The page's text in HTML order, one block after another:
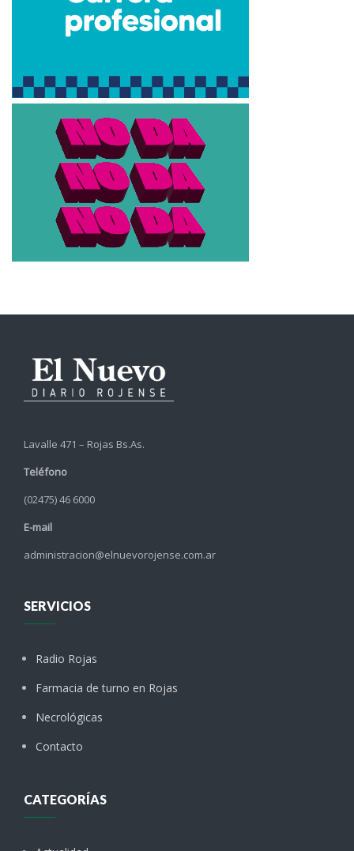
Lavalle 471 – Rojas Bs.As.
Teléfono
(02475) 46 6000
E-mail
administracion@elnuevorojense.com.ar
SERVICIOS
Radio Rojas
Farmacia de turno en Rojas
Necrológicas
Contacto
CATEGORÍAS